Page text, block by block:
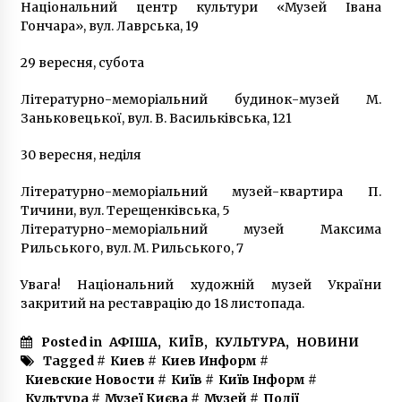
Національний центр культури «Музей Івана
Гончара», вул. Лаврська, 19
29 вересня, субота
Літературно-меморіальний будинок-музей М.
Заньковецької, вул. В. Васильківська, 121
30 вересня, неділя
Літературно-меморіальний музей-квартира П.
Тичини, вул. Терещенківська, 5
Літературно-меморіальний музей Максима
Рильського, вул. М. Рильського, 7
Увага! Національний художній музей України
закритий на реставрацію до 18 листопада.
Posted in АФІША, КИЇВ, КУЛЬТУРА, НОВИНИ
Tagged # Киев # Киев Информ #
Киевские Новости # Київ # Київ Інформ #
Культура# Музеї Києва# Музей # Події